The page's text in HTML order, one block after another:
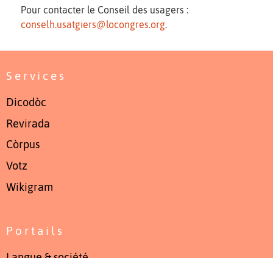
Pour contacter le Conseil des usagers :
conselh.usatgiers@locongres.org.
Services
Dicodòc
Revirada
Còrpus
Votz
Wikigram
Portails